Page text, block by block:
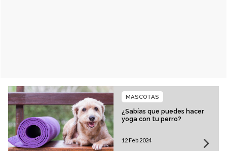
¿Sabías que puedes hacer
yoga con tu perro?
MASCOTAS
12 Feb 2024